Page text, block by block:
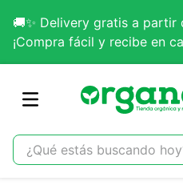
🚚✨ Delivery gratis a
¡Compra fácil y recibe en
¿Qué estás buscando hoy?